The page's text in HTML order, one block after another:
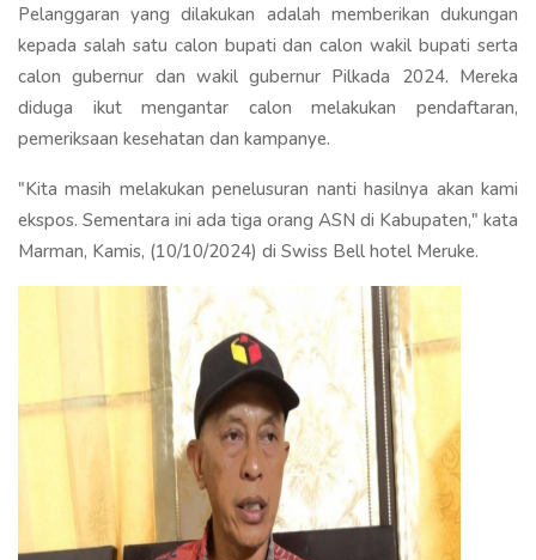
Pelanggaran yang dilakukan adalah memberikan dukungan
kepada salah satu calon bupati dan calon wakil bupati serta
calon gubernur dan wakil gubernur Pilkada 2024. Mereka
diduga ikut mengantar calon melakukan pendaftaran,
pemeriksaan kesehatan dan kampanye.
"Kita masih melakukan penelusuran nanti hasilnya akan kami
ekspos. Sementara ini ada tiga orang ASN di Kabupaten," kata
Marman, Kamis, (10/10/2024) di Swiss Bell hotel Meruke.